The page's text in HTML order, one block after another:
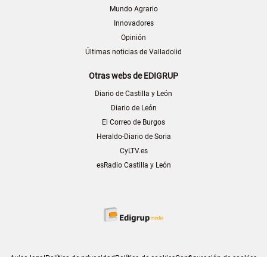
Mundo Agrario
Innovadores
Opinión
Últimas noticias de Valladolid
Otras webs de EDIGRUP
Diario de Castilla y León
Diario de León
El Correo de Burgos
Heraldo-Diario de Soria
CyLTV.es
esRadio Castilla y León